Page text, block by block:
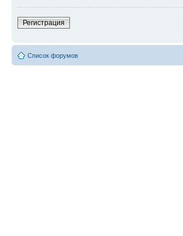
Регистрация
Список форумов